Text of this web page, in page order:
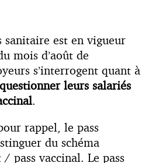
sanitaire est en vigueur
mois d’août de
s’interrogent quant à
leurs salariés
.
rappel, le pass
du schéma
pass vaccinal. Le pass